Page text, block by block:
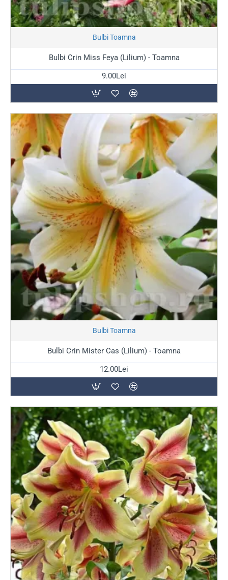
Bulbi Toamna
Bulbi Crin Miss Feya (Lilium) - Toamna
9.00Lei
Bulbi Toamna
Bulbi Crin Mister Cas (Lilium) - Toamna
12.00Lei